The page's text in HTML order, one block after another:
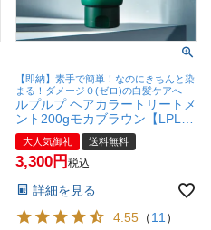
【即納】素手で簡単！なのにきちんと染
まる！ダメージ０(ゼロ)の白髪ケアへ
ルプルプ ヘアカラートリートメ
ント200gモカブラウン【LPLP
正規販売店/白髪染め/無添加/染
毛料】【宅配便送料無料】
大人気御礼 送料無料
3,300 税込
詳細を見る
4.55 （11 ）